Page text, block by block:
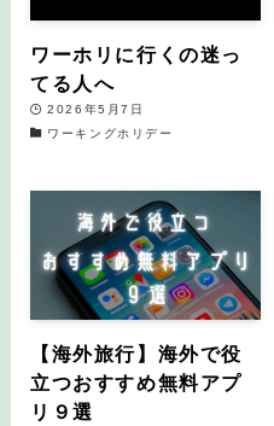
ワーホリに行くの迷っ
てる人へ
2026年5月7日
ワーキングホリデー
【海外旅行】海外で役
立つおすすめ無料アプ
リ９選